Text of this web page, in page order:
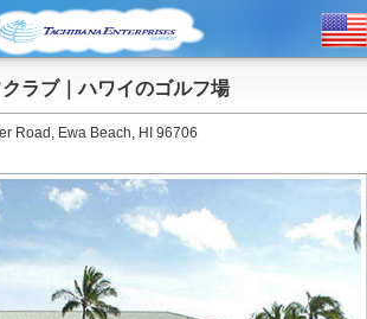
ラブ｜ハワイのゴルフ場
Road, Ewa Beach, HI 96706